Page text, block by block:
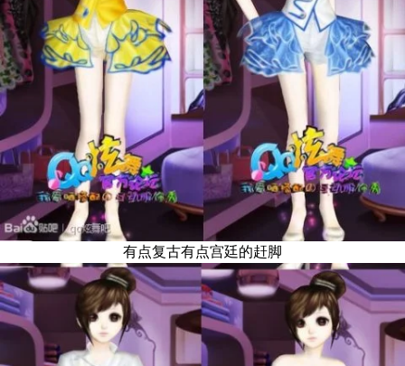
有点复古有点宫廷的赶脚